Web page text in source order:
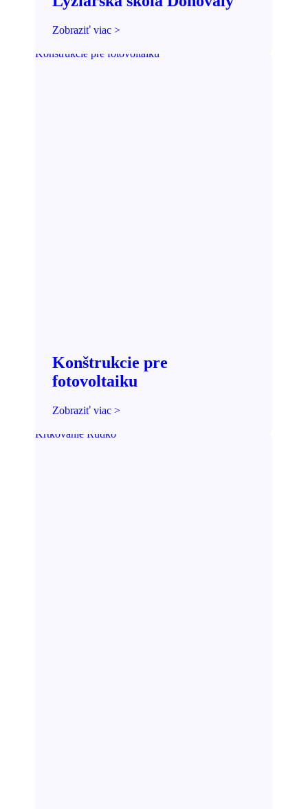
Zobraziť viac >
Konštrukcie pre fotovoltaiku
Konštrukcie pre
fotovoltaiku
Zobraziť viac >
Krtkovanie Rudko